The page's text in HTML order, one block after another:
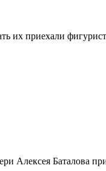
их приехали
Алексея Баталова